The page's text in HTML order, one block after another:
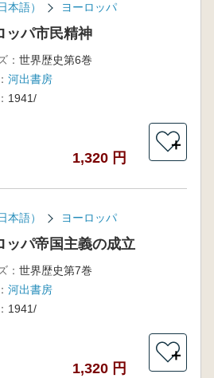
本語） ヨーロッパ
ッパ市民精神
： 世界歴史第6巻
河出書房
1941/
1,320 円
＋
本語） ヨーロッパ
ッパ帝国主義の成立
： 世界歴史第7巻
河出書房
1941/
1,320 円
＋